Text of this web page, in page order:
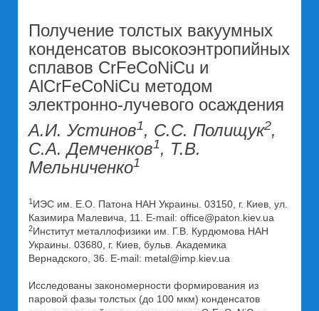
Получение толстых вакуумных
конденсатов высокоэнтропийных
сплавов CrFeCoNiCu и
AlCrFeCoNiCu методом
электронно-лучевого осаждения
А.И. Устинов1, С.С. Полищук2,
С.А. Демченков1, Т.В.
Мельниченко1
1 ИЭС им. Е.О. Патона НАН Украины. 03150, г. Киев, ул.
Казимира Малевича, 11. E-mail: office@paton.kiev.ua
2Институт металлофизики им. Г.В. Курдюмова НАН
Украины. 03680, г. Киев, бульв. Академика
Вернадского, 36. E-mail: metal@imp.kiev.ua
Исследованы закономерности формирования из
паровой фазы толстых (до 100 мкм) конденсатов